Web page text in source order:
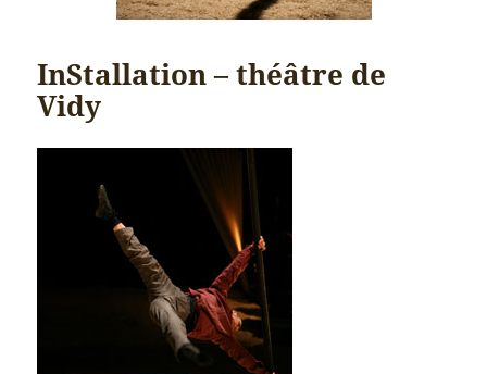
InStallation – théâtre de
Vidy